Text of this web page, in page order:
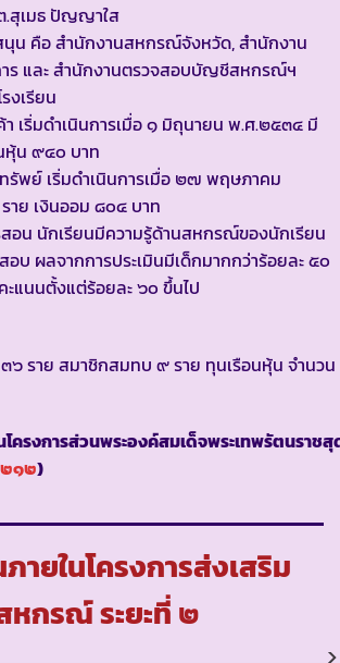
.สุเมธ ปัญญาใส
น คือ สำนักงานสหกรณ์จังหวัด, สำนักงาน
ร และ สำนักงานตรวจสอบบัญชีสหกรณ์ฯ
งเรียน
เริ่มดำเนินการเมื่อ ๑ มิถุนายน พ.ศ.๒๕๓๔ มี
หุ้น ๙๔๐ บาท
พย์ เริ่มดำเนินการเมื่อ ๒๗ พฤษภาคม
ย เงินออม ๘๐๔ บาท
อน นักเรียนมีความรู้ด้านสหกรณ์ของนักเรียน
บ ผลจากการประเมินมีเด็กมากกว่าร้อยละ ๕๐
แนนตั้งแต่ร้อยละ ๖๐ ขึ้นไป
ราย สมาชิกสมทบ ๙ ราย ทุนเรือนหุ้น จำนวน
ครงการส่วนพระองค์สมเด็จพระเทพรัตนราชสุ
๒๑๒)
ภายในโครงการส่งเสริม
หกรณ์ ระยะที่ ๒